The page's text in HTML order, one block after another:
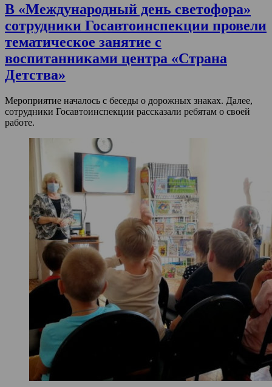
В «Международный день светофора»
сотрудники Госавтоинспекции провели
тематическое занятие с
воспитанниками центра «Страна
Детства»
Мероприятие началось с беседы о дорожных знаках. Далее,
сотрудники Госавтоинспекции рассказали ребятам о своей
работе.